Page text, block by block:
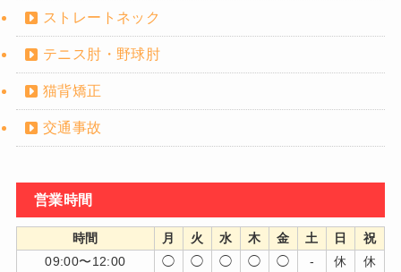
ストレートネック
テニス肘・野球肘
猫背矯正
交通事故
営業時間
時間 月 火 水 木 金 土 日
祝
09:00〜12:00
◯ ◯ ◯ ◯ ◯ - 休
休